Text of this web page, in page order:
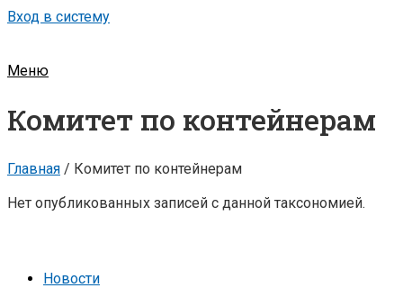
Вход в систему
Меню
Комитет по контейнерам
Главная / Комитет по контейнерам
Нет опубликованных записей с данной таксономией.
Новости